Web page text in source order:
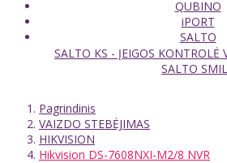
QUBINO
iPORT
SALTO
SALTO KS - ĮEIGOS KONTROLĖ
SALTO
Pagrindinis
VAIZDO STEBĖJIMAS
HIKVISION
Hikvision DS-7608NXI-M2/8 NVR